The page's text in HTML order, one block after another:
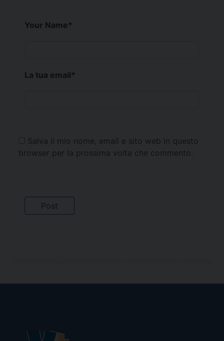
Your Name*
La tua email*
Salva il mio nome, email e sito web in questo
browser per la prossima volta che commento.